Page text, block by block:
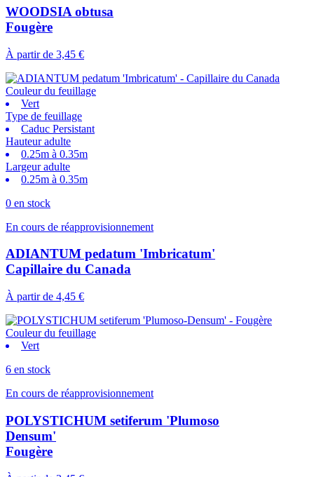
WOODSIA obtusa
Fougère
À partir de 3,45 €
Couleur du feuillage
Vert
Type de feuillage
Caduc Persistant
Hauteur adulte
0.25m à 0.35m
Largeur adulte
0.25m à 0.35m
0 en stock
En cours de réapprovisionnement
ADIANTUM pedatum 'Imbricatum'
Capillaire du Canada
À partir de 4,45 €
Couleur du feuillage
Vert
6 en stock
En cours de réapprovisionnement
POLYSTICHUM setiferum 'Plumoso
Densum'
Fougère